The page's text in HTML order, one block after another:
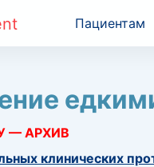
Пациентам
— АРХИВ
клинических